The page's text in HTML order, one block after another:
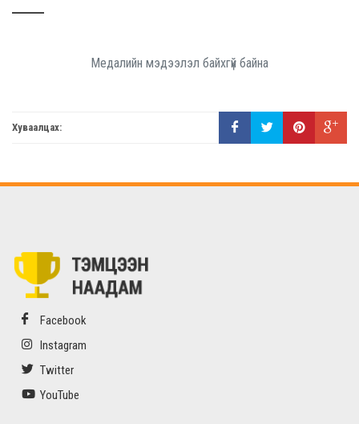
Медалийн мэдээлэл байхгүй байна
Хуваалцах:
Facebook
Instagram
Twitter
YouTube